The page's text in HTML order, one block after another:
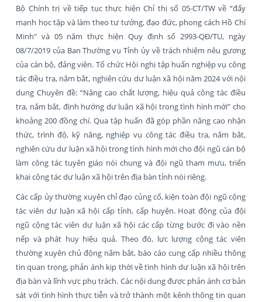
Bộ Chính trị về tiếp tục thực hiện Chỉ thị số 05-CT/TW về “đẩy
mạnh học tập và làm theo tư tưởng, đạo đức, phong cách Hồ Chí
Minh" và 05 năm thực hiện Quy định số 2993-QĐ/TU, ngày
08/7/2019 của Ban Thường vụ Tỉnh ủy về trách nhiệm nêu gương
của cán bộ, đảng viên. Tổ chức Hội nghị tập huấn nghiệp vụ công
tác điều tra, nắm bắt, nghiên cứu dư luận xã hội năm 2024 với nội
dung Chuyên đề: “Nâng cao chất lượng, hiệu quả công tác điều
tra, nắm bắt, định hướng dư luận xã hội trong tình hình mới” cho
khoảng 200 đồng chí. Qua tập huấn đã góp phần nâng cao nhận
thức, trình độ, kỹ năng, nghiệp vụ công tác điều tra, nắm bắt,
nghiên cứu dư luận xã hội trong tình hình mới cho đội ngũ cán bộ
làm công tác tuyên giáo nói chung và đội ngũ tham mưu, triển
khai công tác dư luận xã hội trên địa bàn tỉnh nói riêng.
Các cấp ủy thường xuyên chỉ đạo củng cố, kiện toàn đội ngũ cộng
tác viên dư luận xã hội cấp tỉnh, cấp huyện. Hoạt động của đội
ngũ cộng tác viên dư luận xã hội các cấp từng bước đi vào nền
nếp và phát huy hiệu quả. Theo đó, lực lượng cộng tác viên
thường xuyên chủ động nắm bắt, báo cáo cung cấp nhiều thông
tin quan trọng, phản ánh kịp thời về tình hình dư luận xã hội trên
địa bàn và lĩnh vực phụ trách. Các nội dung được phản ánh cơ bản
sát với tình hình thực tiễn và trở thành một kênh thông tin quan